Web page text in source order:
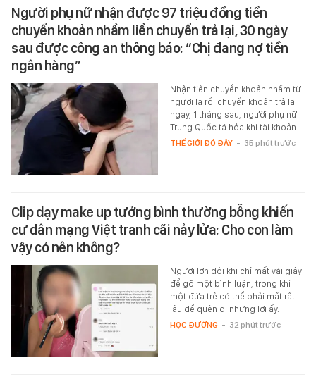
Người phụ nữ nhận được 97 triệu đồng tiền
chuyển khoản nhầm liền chuyển trả lại, 30 ngày
sau được công an thông báo: “Chị đang nợ tiền
ngân hàng”
Nhận tiền chuyển khoản nhầm từ
người lạ rồi chuyển khoản trả lại
ngay, 1 tháng sau, người phụ nữ
Trung Quốc tá hỏa khi tài khoản…
THẾ GIỚI ĐÓ ĐÂY - 35 phút trước
Clip dạy make up tưởng bình thường bỗng khiến
cư dân mạng Việt tranh cãi nảy lửa: Cho con làm
vậy có nên không?
Người lớn đôi khi chỉ mất vài giây
để gõ một bình luận, trong khi
một đứa trẻ có thể phải mất rất
lâu để quên đi những lời ấy.
HỌC ĐƯỜNG - 32 phút trước